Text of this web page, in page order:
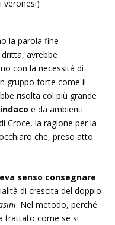
la parola fine
avrebbe
con la necessità di
gruppo forte come il
risolta col più grande
e da ambienti
Croce, la ragione per la
che, preso atto
senso consegnare
di crescita del doppio
. Nel metodo, perché
trattato come se si